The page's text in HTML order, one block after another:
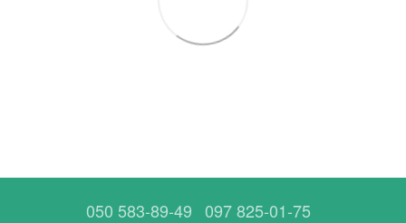
050 583-89-49 097 825-01-75